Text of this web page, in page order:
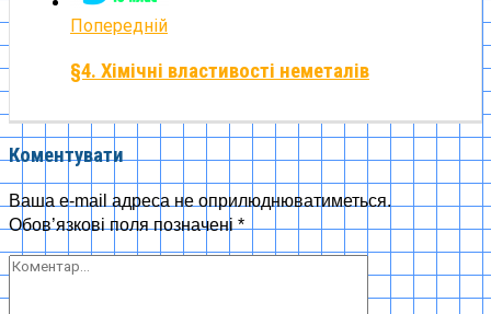
Попередній
§4. Хімічні властивості неметалів
Коментувати
Ваша e-mail адреса не оприлюднюватиметься.
Обов’язкові поля позначені*